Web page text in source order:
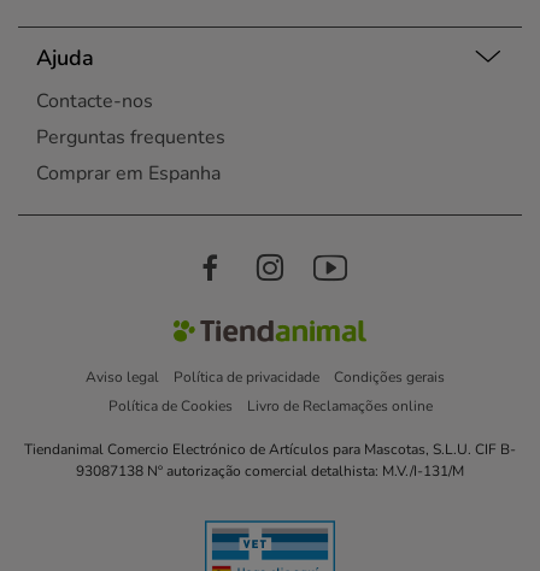
Ajuda
Contacte-nos
Perguntas frequentes
Comprar em Espanha
Aviso legal Política de privacidade
Condições gerais
Política de Cookies
Livro de Reclamações online
Tiendanimal Comercio Electrónico de Artículos para Mascotas, S.L.U. CIF B-
93087138 Nº autorização comercial detalhista: M.V./I-131/M